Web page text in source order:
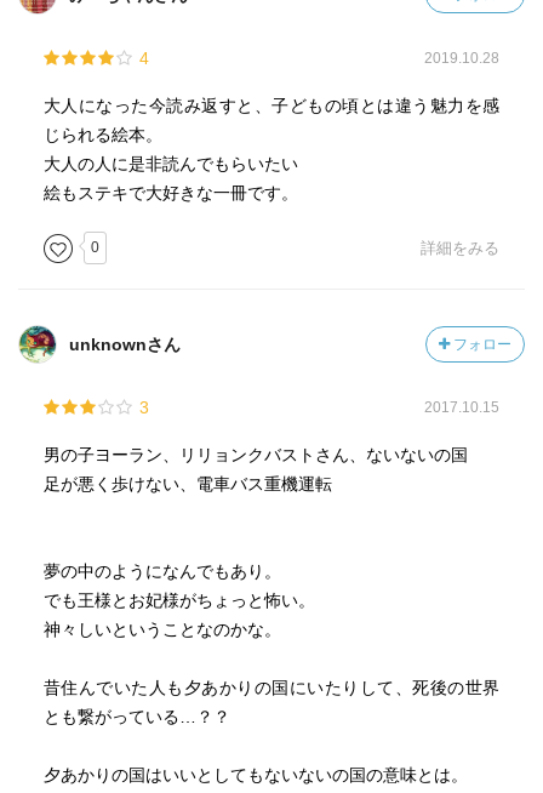
4 2019.10.28
大人になった今読み返すと、子どもの頃とは違う魅力を感
じられる絵本。
大人の人に是非読んでもらいたい
絵もステキで大好きな一冊です。
0 詳細をみる
unknownさん フォロー
3 2017.10.15
男の子ヨーラン、リリョンクバストさん、ないないの国
足が悪く歩けない、電車バス重機運転
夢の中のようになんでもあり。
でも王様とお妃様がちょっと怖い。
神々しいということなのかな。
昔住んでいた人も夕あかりの国にいたりして、死後の世界
とも繋がっている…？？
夕あかりの国はいいとしてもないないの国の意味とは。